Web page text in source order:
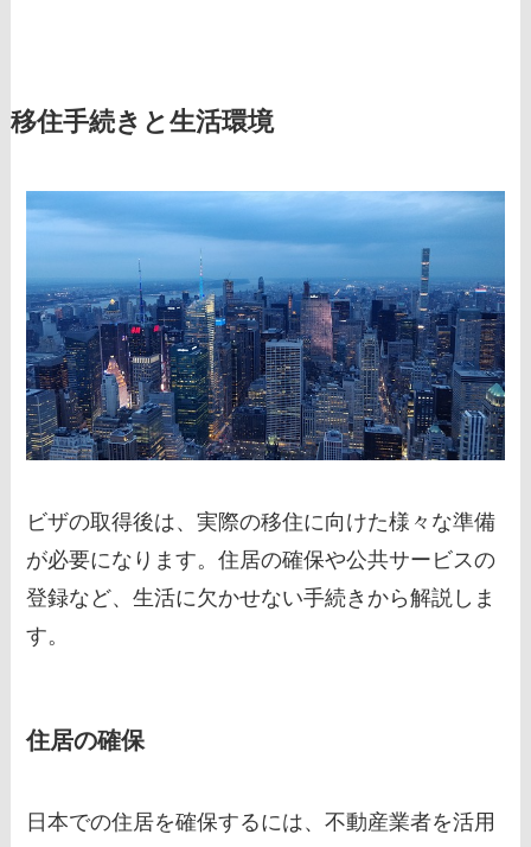
移住手続きと生活環境
ビザの取得後は、実際の移住に向けた様々な準備
が必要になります。住居の確保や公共サービスの
登録など、生活に欠かせない手続きから解説しま
す。
住居の確保
日本での住居を確保するには、不動産業者を活用